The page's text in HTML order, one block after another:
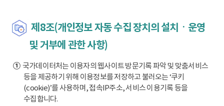
제8조(개인정보 자동 수집 장치의 설치ㆍ운영
및 거부에 관한 사항)
①국가데이터처는 이용자의 웹사이트 방문기록 파악 및 맞춤서비스
등을 제공하기 위해 이용정보를 저장하고 불러오는 ‘쿠키
(cookie)’를 사용하며, 접속IP주소, 서비스 이용기록 등을
수집합니다.